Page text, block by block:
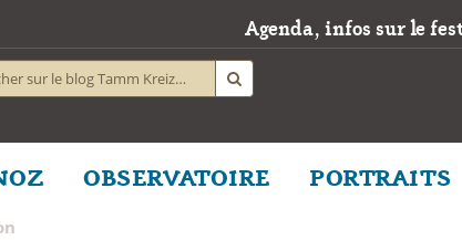
Agenda, infos sur le
OBSERVATOIRE PORTRAITS